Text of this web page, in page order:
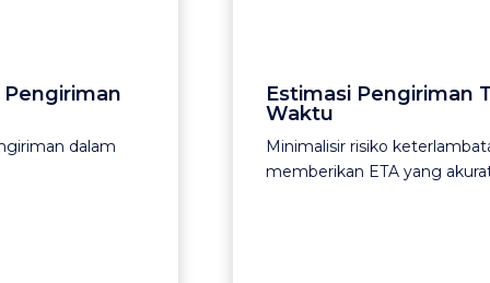
Estimasi Pengiriman Tepat
Minimalisir risiko keterlambatan dengan
memberikan ETA yang akurat.